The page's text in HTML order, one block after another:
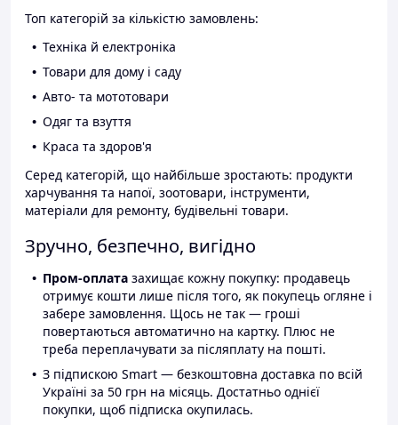
Топ категорій за кількістю замовлень:
Техніка й електроніка
Товари для дому і саду
Авто- та мототовари
Одяг та взуття
Краса та здоров'я
Серед категорій, що найбільше зростають: продукти
харчування та напої, зоотовари, інструменти,
матеріали для ремонту, будівельні товари.
Зручно, безпечно, вигідно
Пром-оплата захищає кожну покупку: продавець
отримує кошти лише після того, як покупець огляне і
забере замовлення. Щось не так — гроші
повертаються автоматично на картку. Плюс не
треба переплачувати за післяплату на пошті.
З підпискою Smart — безкоштовна доставка по всій
Україні за 50 грн на місяць. Достатньо однієї
покупки, щоб підписка окупилась.